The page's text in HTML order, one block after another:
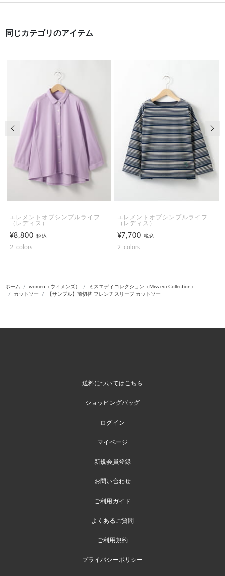
同じカテゴリのアイテム
エレメントオブシンプルライフ
（レディス）
¥8,800税込
2 colors
エレメントオブシンプルライフ
（レディス）
¥7,700税込
2 colors
前の画像
ホーム women（ウィメンズ）
ミスエディコレクション（Miss edi Collection）
カットソー
【サンプル】前切替 フレンチスリーブ カットソー
送料についてはこちら
ショッピングバッグ
ログイン
マイページ
新規会員登録
お問い合わせ
ご利用ガイド
よくあるご質問
ご利用規約
プライバシーポリシー